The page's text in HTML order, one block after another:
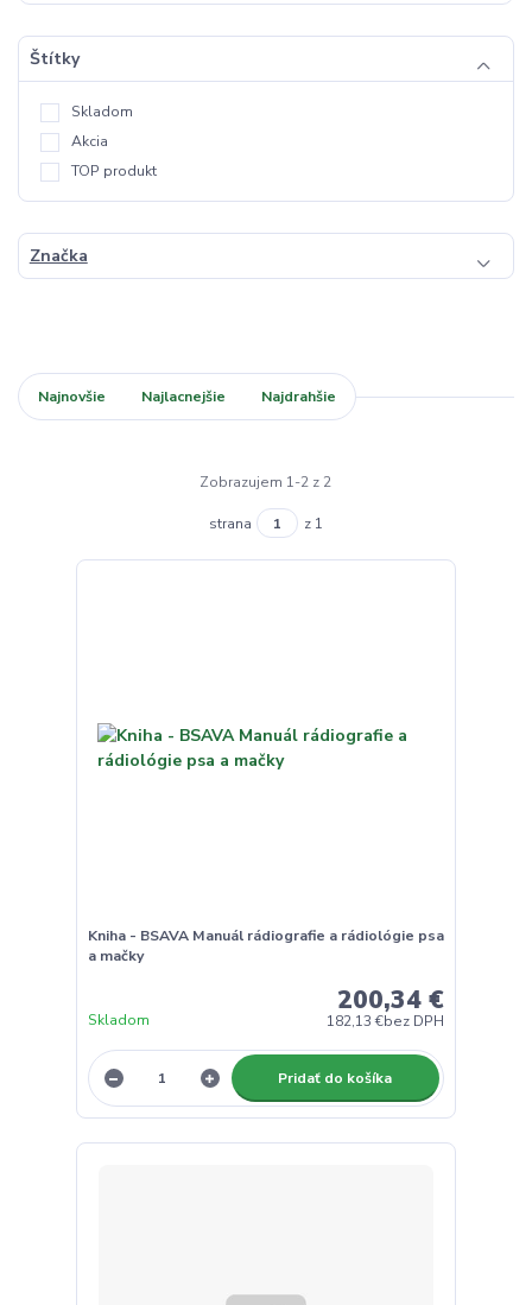
Štítky
Skladom
Akcia
TOP produkt
Značka
Najnovšie Najlacnejšie Najdrahšie
Zobrazujem 1-2 z 2
strana z 1
Kniha - BSAVA Manuál rádiografie a rádiológie psa
a mačky
200,34 €
182,13 €bez DPH
Skladom
Pridať do košíka